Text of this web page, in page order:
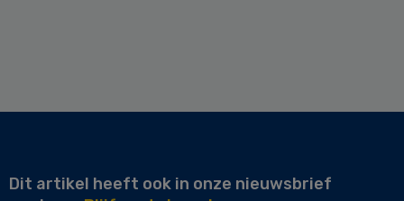
Dit artikel heeft ook in onze nieuwsbrief